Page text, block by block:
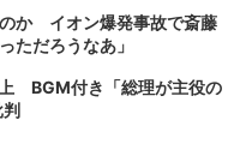
か イオン爆発事故で斎藤
ただろうなあ」
BGM付き「総理が主役の
判